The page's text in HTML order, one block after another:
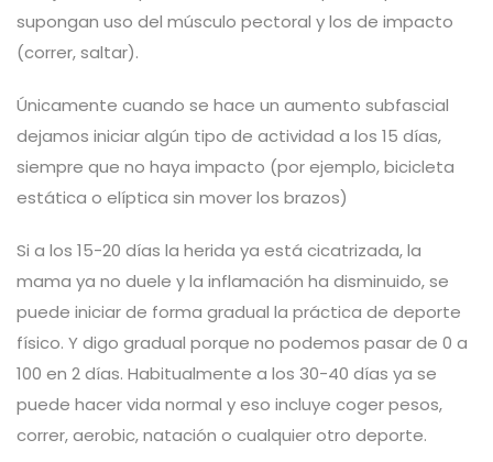
supongan uso del músculo pectoral y los de impacto
(correr, saltar).
Únicamente cuando se hace un aumento subfascial
dejamos iniciar algún tipo de actividad a los 15 días,
siempre que no haya impacto (por ejemplo, bicicleta
estática o elíptica sin mover los brazos)
Si a los 15-20 días la herida ya está cicatrizada, la
mama ya no duele y la inflamación ha disminuido, se
puede iniciar de forma gradual la práctica de deporte
físico. Y digo gradual porque no podemos pasar de 0 a
100 en 2 días. Habitualmente a los 30-40 días ya se
puede hacer vida normal y eso incluye coger pesos,
correr, aerobic, natación o cualquier otro deporte.